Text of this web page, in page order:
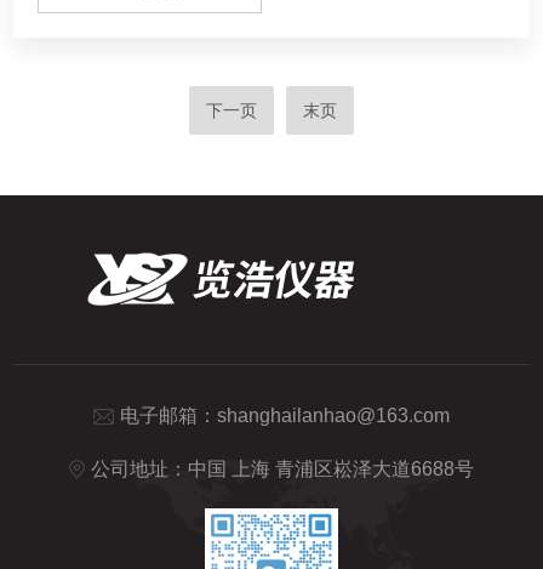
下一页 末页
电子邮箱： shanghailanhao@163.com
公司地址：中国 上海 青浦区崧泽大道6688号